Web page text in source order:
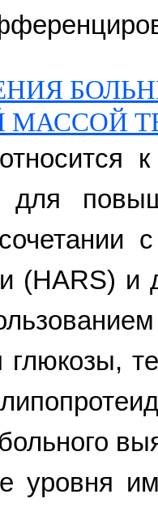
МАССОЙ
для
(HARS)
глюкозы,
уровня